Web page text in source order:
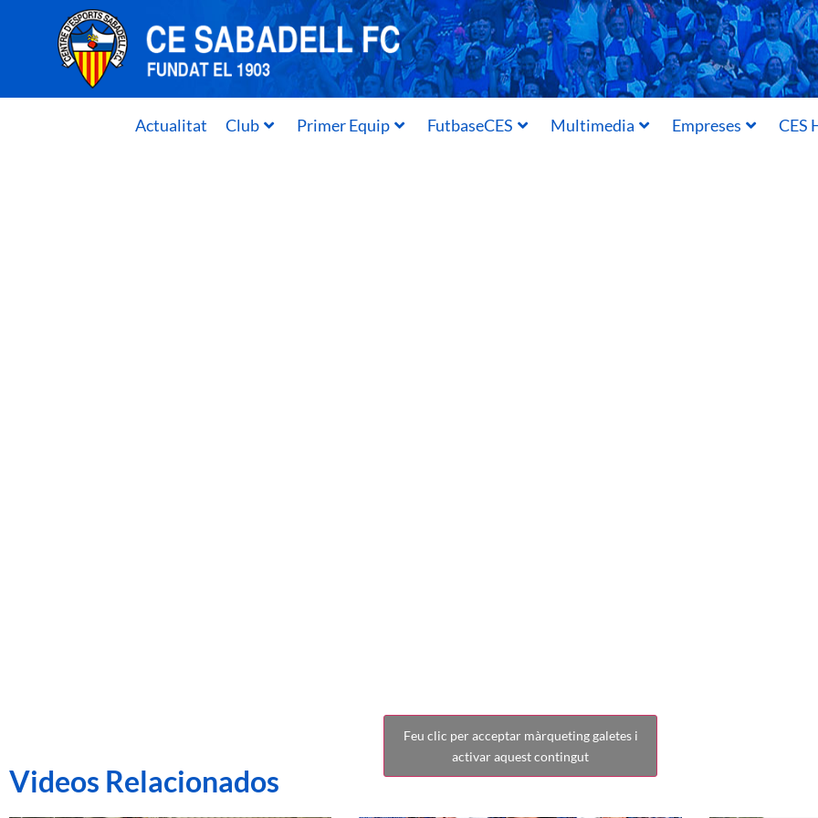
Actualitat Club Primer Equip FutbaseCES Multimedia Empreses CES
Feu clic per acceptar màrqueting galetes i
activar aquest contingut
Videos Relacionados